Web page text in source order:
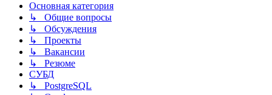
Основная категория
↳ Общие вопросы
↳ Обсуждения
↳ Проекты
↳ Вакансии
↳ Резюме
СУБД
↳ PostgreSQL